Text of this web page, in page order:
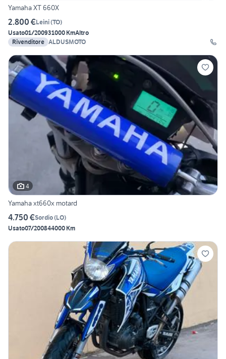
Yamaha XT 660X
2.800 €Leini(TO)
Usato01/200931000 KmAltro
Rivenditore ALDUSMOTO
4
Yamaha xt660x motard
4.750 €Sordio(LO)
Usato07/200844000 Km